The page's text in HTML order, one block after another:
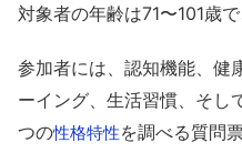
対象者の年齢は71〜101歳
参加者には、認知機能、健
ーイング、生活習慣、そし
つの性格特性を調べる質問